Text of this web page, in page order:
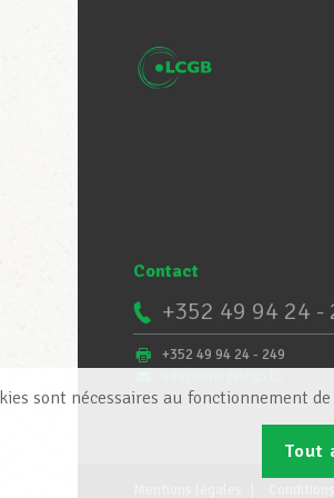
Contact
+352 49 94 24 -
+352 49 94 24 - 249
sont nécessaires au fonctionnement
Tout